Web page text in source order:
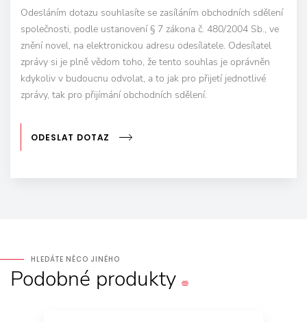
Odesláním dotazu souhlasíte se zasíláním obchodních sdělení
společnosti, podle ustanovení § 7 zákona č. 480/2004 Sb., ve
znění novel, na elektronickou adresu odesílatele. Odesílatel
zprávy si je plně vědom toho, že tento souhlas je oprávněn
kdykoliv v budoucnu odvolat, a to jak pro přijetí jednotlivé
zprávy, tak pro přijímání obchodních sdělení.
ODESLAT DOTAZ
HLEDÁTE NĚCO JINÉHO
Podobné produkty